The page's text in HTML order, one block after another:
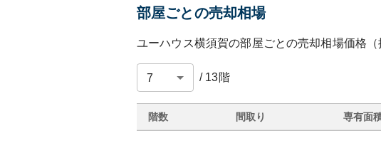
部屋ごとの売却相場
ユーハウス横須賀の部屋ごとの売却相場価格（
/ 13階
階数 間取り 専有面